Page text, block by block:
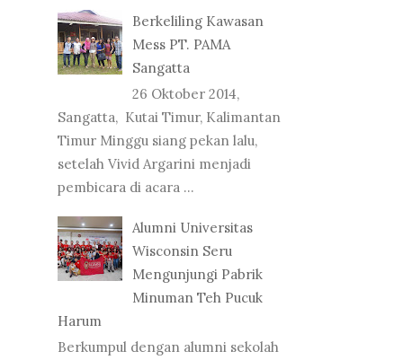
Berkeliling Kawasan
Mess PT. PAMA
Sangatta
26 Oktober 2014,
Sangatta, Kutai Timur, Kalimantan
Timur Minggu siang pekan lalu,
setelah Vivid Argarini menjadi
pembicara di acara ...
Alumni Universitas
Wisconsin Seru
Mengunjungi Pabrik
Minuman Teh Pucuk
Harum
Berkumpul dengan alumni sekolah